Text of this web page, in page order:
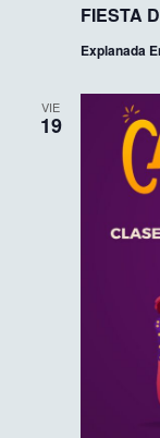
FIESTA
Explanada
VIE
19